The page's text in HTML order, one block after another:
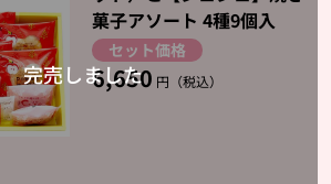
内製造）、ビスケット、苺顆粒/乳化剤、酸味料、着
膨張剤、（一部に小麦・乳成分・大豆を含む）
）：油脂加工食品（国内製造）、マーガリン、小麦
ーチ/乳化剤、酸化防止剤（V.E、チャ抽出物、酵素処
着色料（パーム油カロチン）、（一部に小麦・乳成
菓子アソート 4種9個入
セット価格
6,650 円（税込）